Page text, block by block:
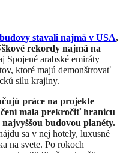
stavali najmä v USA,
rekordy najmä na
Spojené arabské emiráty
ktoré majú demonštrovať
silu krajiny.
práce na projekte
mala prekročiť hranicu
budovou planéty.
sa v nej hotely, luxusné
na svete. Po rokoch